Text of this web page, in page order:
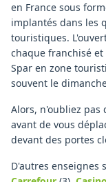
en France sous
implantés dans les
touristiques.
chaque franchisé
Spar en zone
souvent le
Alors, n'oubliez pas
avant de vous
devant des portes
D'autres enseignes